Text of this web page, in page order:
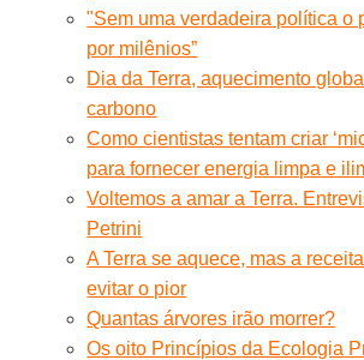
"Sem uma verdadeira política o
por milênios”
Dia da Terra, aquecimento
carbono
Como cientistas tentam criar
para fornecer energia limpa e
Voltemos a amar a Terra.
Petrini
A Terra se aquece, mas a
evitar o pior
Quantas árvores irão morrer?
Os oito Princípios da Ecologia